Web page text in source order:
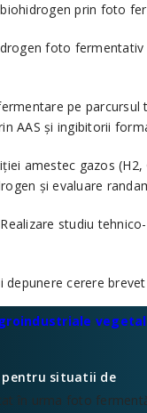
prin foto
foto fermentativ
pe
AAS și ingibitorii
amestec gazos
și evaluare
studiu
depunere cerere
în urma foto
situatii de